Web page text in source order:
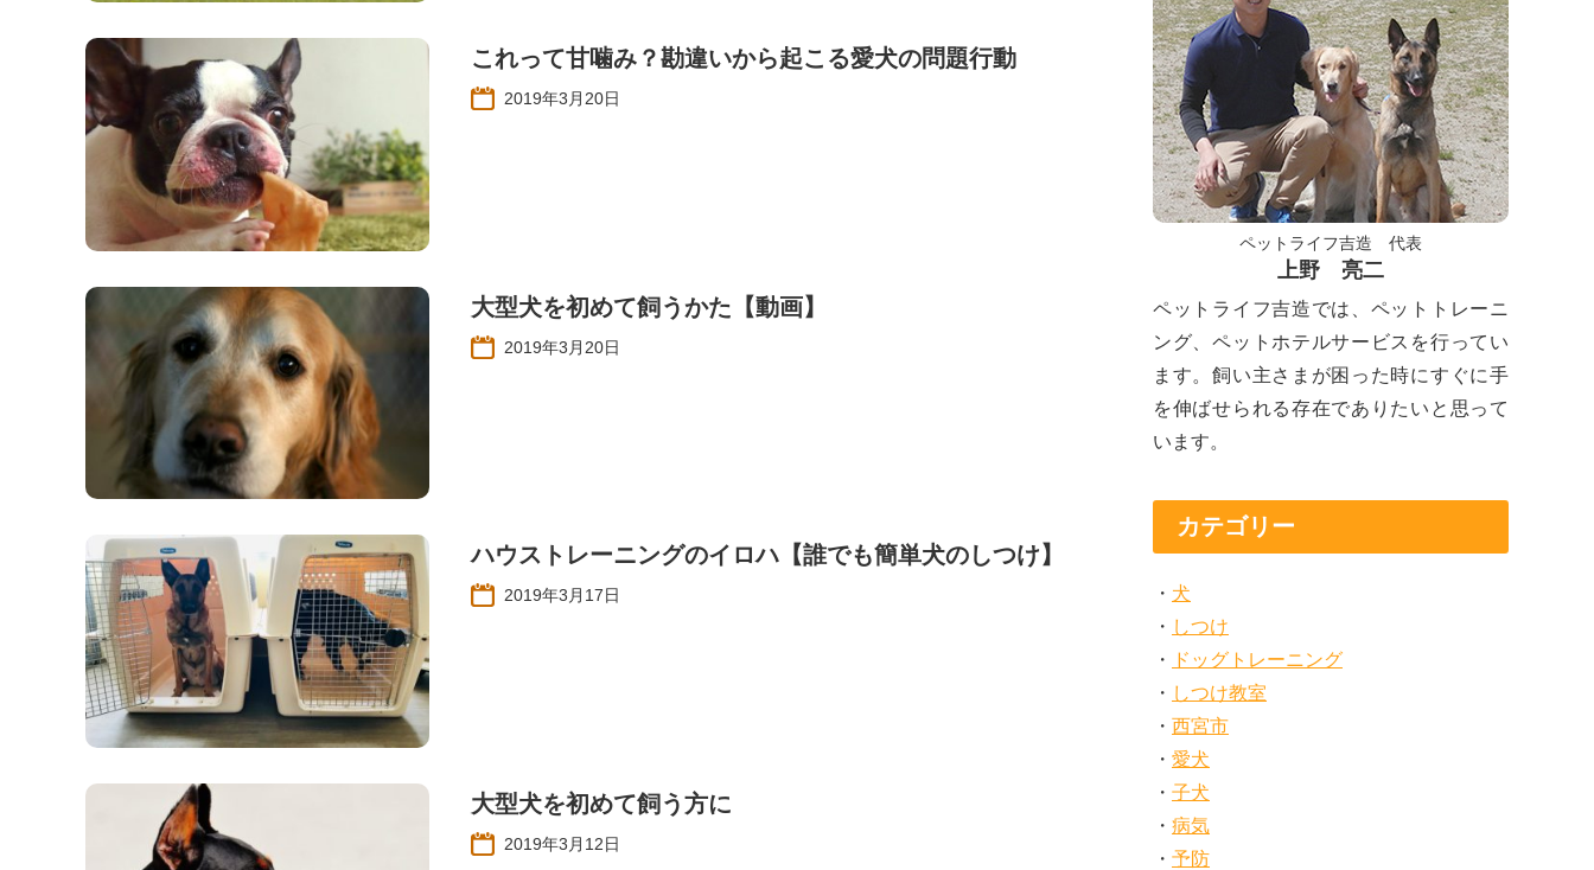
これって甘噛み？勘違いから起こる愛犬の問題行動
2019年3月20日
大型犬を初めて飼うかた【動画】
2019年3月20日
ハウストレーニングのイロハ【誰でも簡単犬のしつけ】
2019年3月17日
大型犬を初めて飼う方に
2019年3月12日
ペットライフ吉造 代表
上野 亮二
ペットライフ吉造では、ペットトレーニ
ング、ペットホテルサービスを行ってい
ます。飼い主さまが困った時にすぐに手
を伸ばせられる存在でありたいと思って
います。
カテゴリー
犬
しつけ
ドッグトレーニング
しつけ教室
西宮市
愛犬
子犬
病気
予防